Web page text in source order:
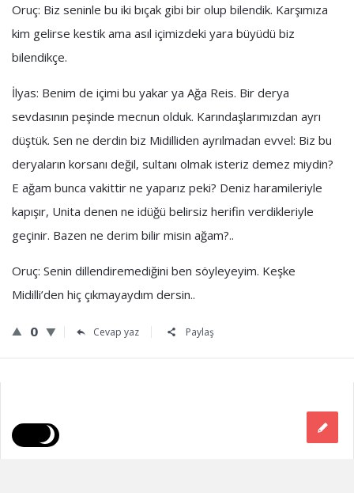
Oruç: Biz seninle bu iki bıçak gibi bir olup bilendik. Karşımıza
kim gelirse kestik ama asıl içimizdeki yara büyüdü biz
bilendikçe.
İlyas: Benim de içimi bu yakar ya Ağa Reis. Bir derya
sevdasının peşinde mecnun olduk. Karındaşlarımızdan ayrı
düştük. Sen ne derdin biz Midilliden ayrılmadan evvel: Biz bu
deryaların korsanı değil, sultanı olmak isteriz demez miydin?
E ağam bunca vakittir ne yaparız peki? Deniz haramileriyle
kapışır, Unita denen ne idüğü belirsiz herifin verdikleriyle
geçinir. Bazen ne derim bilir misin ağam?..
Oruç: Senin dillendiremediğini ben söyleyeyim. Keşke
Midilli’den hiç çıkmayaydım dersin..
0 Cevap yaz Paylaş